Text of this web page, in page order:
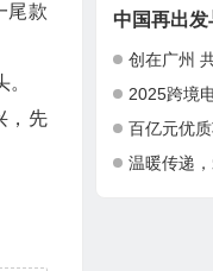
尾款
，先
创在广州 共赢未来
2025跨境电商
百亿元优质项目落地，“
温暖传递，爱